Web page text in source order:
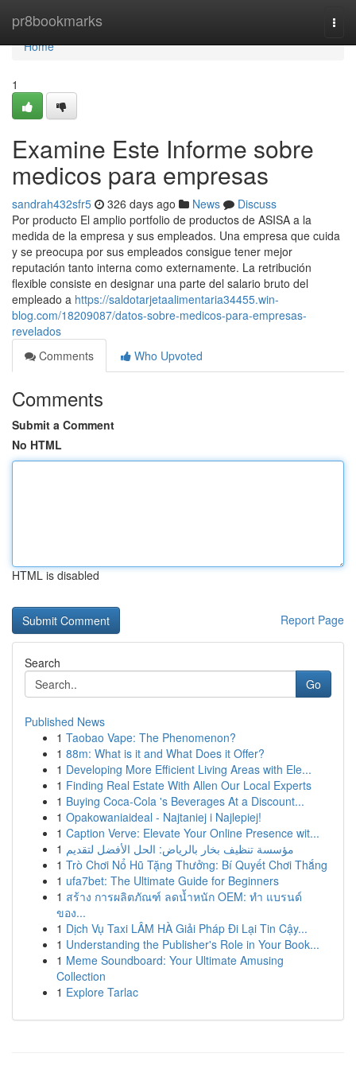
pr8bookmarks
Home
Home
1
Examine Este Informe sobre
medicos para empresas
sandrah432sfr5 326 days ago News
Discuss
Por producto El amplio portfolio de productos de ASISA a la
medida de la empresa y sus empleados. Una empresa que cuida
y se preocupa por sus empleados consigue tener mejor
reputación tanto interna como externamente. La retribución
flexible consiste en designar una parte del salario bruto del
empleado a https://saldotarjetaalimentaria34455.win-
blog.com/18209087/datos-sobre-medicos-para-empresas-
revelados
Comments
Who Upvoted
Comments
Submit a Comment
No HTML
HTML is disabled
Report Page
Search
Go
Published News
1 Taobao Vape: The Phenomenon?
1 88m: What is it and What Does it Offer?
1 Developing More Efficient Living Areas with Ele...
1 Finding Real Estate With Allen Our Local Experts
1 Buying Coca-Cola 's Beverages At a Discount...
1 Opakowaniaideal - Najtaniej i Najlepiej!
1 Caption Verve: Elevate Your Online Presence wit...
1 مؤسسة تنظيف بخار بالرياض: الحل الأفضل لتقديم
1 Trò Chơi Nổ Hũ Tặng Thưởng: Bí Quyết Chơi Thắng
1 ufa7bet: The Ultimate Guide for Beginners
1 สร้าง การผลิตภัณฑ์ ลดน้ำหนัก OEM: ทำ แบรนด์
ของ...
1 Dịch Vụ Taxi LÂM HÀ Giải Pháp Đi Lại Tin Cậy...
1 Understanding the Publisher's Role in Your Book...
1 Meme Soundboard: Your Ultimate Amusing
Collection
1 Explore Tarlac